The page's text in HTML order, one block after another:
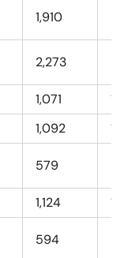
1,910
2,273
1,071
1,092
579
1,124
594